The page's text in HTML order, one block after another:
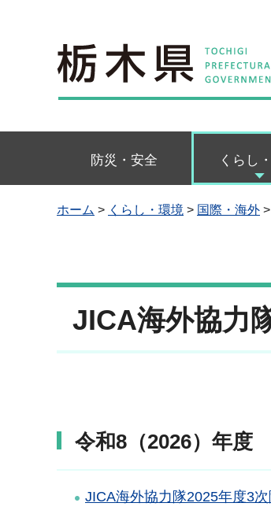
栃木県
防災・安全 くらし
ホーム > くらし・環境 > 国際・海外 >
JICA海外協力
令和8（2026）年度
JICA海外協力隊2025年度3